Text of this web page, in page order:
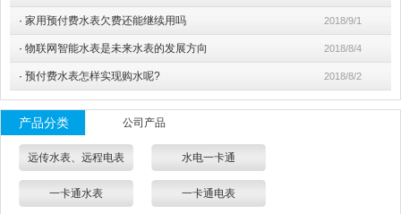
· 家用预付费水表欠费还能继续用吗 2018/9/1
· 物联网智能水表是未来水表的发展方向 2018/8/4
· 预付费水表怎样实现购水呢? 2018/8/2
产品分类 公司产品
远传水表、远程电表 水电一卡通
一卡通水表 一卡通电表